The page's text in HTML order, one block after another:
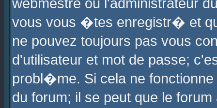
webmestre ou l'administrateur
vous vous �tes enregistr� et
ne pouvez toujours pas vous
d'utilisateur et mot de passe;
probl�me. Si cela ne
du forum; il se peut que le